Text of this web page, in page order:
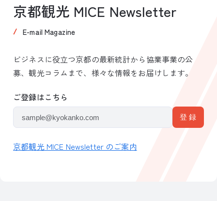
京都観光 MICE Newsletter
E-mail Magazine
ビジネスに役立つ京都の最新統計から協業事業の公
募、観光コラムまで、様々な情報をお届けします。
ご登録はこちら
京都観光 MICE Newsletter のご案内